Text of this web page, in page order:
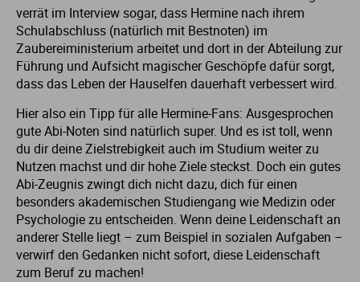
verrät im Interview sogar, dass Hermine nach ihrem
Schulabschluss (natürlich mit Bestnoten) im
Zaubereiministerium arbeitet und dort in der Abteilung zur
Führung und Aufsicht magischer Geschöpfe dafür sorgt,
dass das Leben der Hauselfen dauerhaft verbessert wird.
Hier also ein Tipp für alle Hermine-Fans: Ausgesprochen
gute Abi-Noten sind natürlich super. Und es ist toll, wenn
du dir deine Zielstrebigkeit auch im Studium weiter zu
Nutzen machst und dir hohe Ziele steckst. Doch ein gutes
Abi-Zeugnis zwingt dich nicht dazu, dich für einen
besonders akademischen Studiengang wie Medizin oder
Psychologie zu entscheiden. Wenn deine Leidenschaft an
anderer Stelle liegt – zum Beispiel in sozialen Aufgaben –
verwirf den Gedanken nicht sofort, diese Leidenschaft
zum Beruf zu machen!